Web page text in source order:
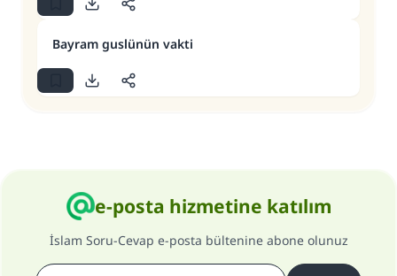
Bayram guslünün vakti
e-posta hizmetine katılım
İslam Soru-Cevap e-posta bültenine abone olunuz